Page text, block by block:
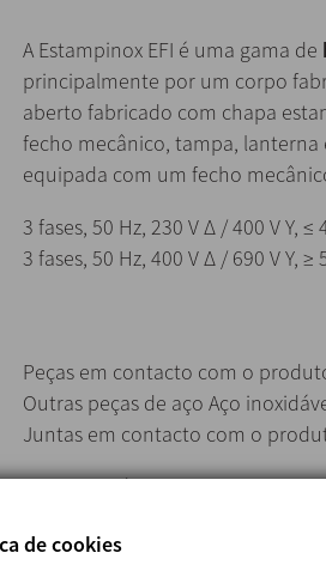
A Estampinox EFI é uma gama de
principalmente por um corpo
aberto fabricado com chapa
fecho mecânico, tampa, lanterna
equipada com um fecho
3 fases, 50 Hz, 230 V Δ / 400 V Υ, ≤
3 fases, 50 Hz, 400 V Δ / 690 V Υ, ≥
Peças em contacto com o
Outras peças de aço Aço
Juntas em contacto com o
Fecho mecânico:
Parte estacionária Grafite (C)
de cookies